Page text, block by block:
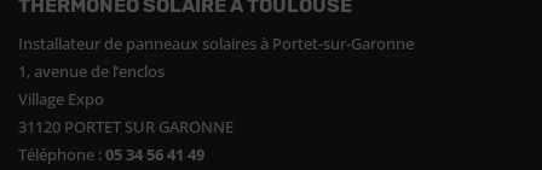
THERMONÉO SOLAIRE À TOULOUSE
Installateur de panneaux solaires à Portet-sur-Garonne
1, avenue de l’enclos
Village Expo
31120 PORTET SUR GARONNE
Téléphone :05 34 56 41 49